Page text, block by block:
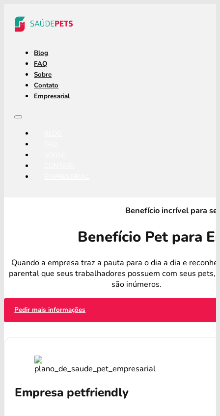
Blog
FAQ
Sobre
Contato
Empresarial
Benefício incrível para
Benefício Pet para
Quando a empresa traz a pauta para o dia a dia e
parental que seus trabalhadores possuem com seus pets,
são inúmeros.
Pedir mais informações
Empresa petfriendly